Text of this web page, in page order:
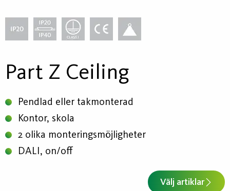
Part Z Ceiling
Pendlad eller takmonterad
Kontor, skola
2 olika monteringsmöjligheter
DALI, on/off
Välj artiklar